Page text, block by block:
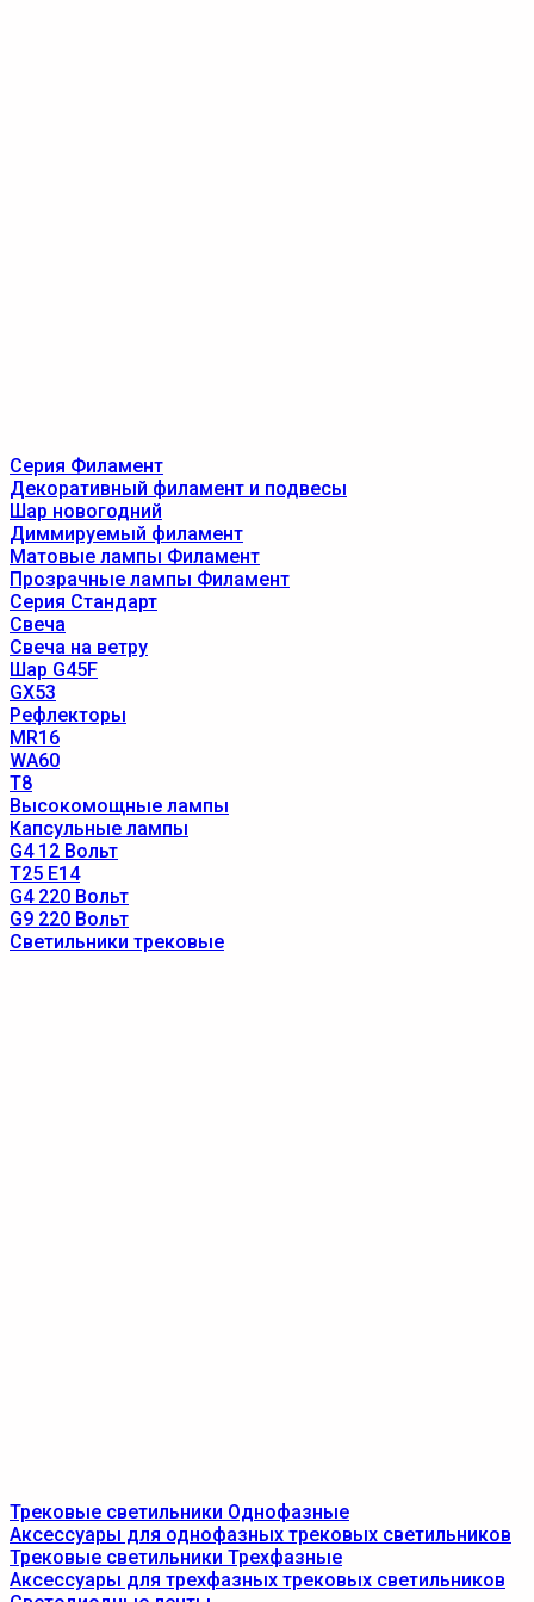
Серия Филамент
Декоративный филамент и подвесы
Шар новогодний
Диммируемый филамент
Матовые лампы Филамент
Прозрачные лампы Филамент
Серия Стандарт
Свеча
Свеча на ветру
Шар G45F
GX53
Рефлекторы
MR16
WA60
T8
Высокомощные лампы
Капсульные лампы
G4 12 Вольт
T25 E14
G4 220 Вольт
G9 220 Вольт
Светильники трековые
Трековые светильники Однофазные
Аксессуары для однофазных трековых светильников
Трековые светильники Трехфазные
Аксессуары для трехфазных трековых светильников